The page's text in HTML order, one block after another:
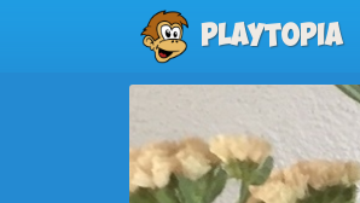
Playtopia